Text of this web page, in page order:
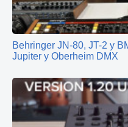
Behringer JN-80, JT-2 y
Jupiter y Oberheim DMX